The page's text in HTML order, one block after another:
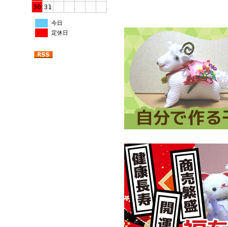
30 31
今日
定休日